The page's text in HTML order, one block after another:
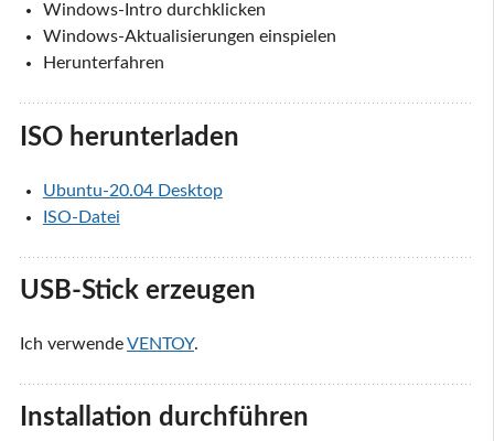
Windows-Intro durchklicken
Windows-Aktualisierungen einspielen
Herunterfahren
ISO herunterladen
Ubuntu-20.04 Desktop
ISO-Datei
USB-Stick erzeugen
Ich verwendeVENTOY.
Installation durchführen